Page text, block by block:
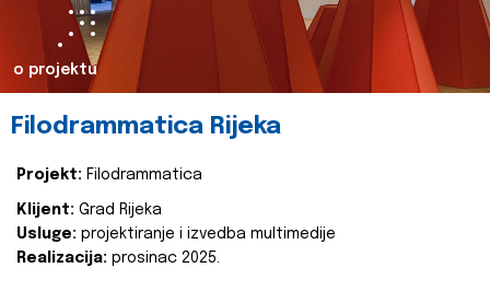
o projektu
Filodrammatica Rijeka
Projekt: Filodrammatica
Klijent: Grad Rijeka
Usluge: projektiranje i izvedba multimedije
Realizacija: prosinac 2025.